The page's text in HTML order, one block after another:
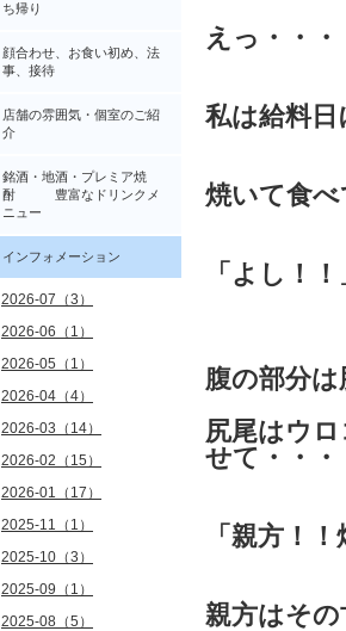
えっ・・・
私は給料
焼いて食
「よし！
腹の部分
尻尾はウ
せて・・・
「親方！
親方はそ
ち帰り
顔合わせ、お食い初め、法
事、接待
店舗の雰囲気・個室のご紹
介
銘酒・地酒・プレミア焼
酎 豊富なドリンクメ
ニュー
インフォメーション
2026-07（3）
2026-06（1）
2026-05（1）
2026-04（4）
2026-03（14）
2026-02（15）
2026-01（17）
2025-11（1）
2025-10（3）
2025-09（1）
2025-08（5）